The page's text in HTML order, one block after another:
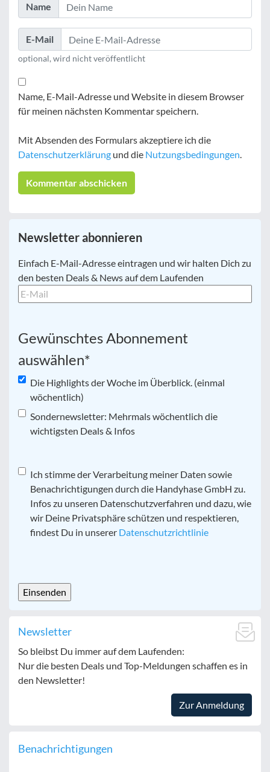
Name
E-Mail
optional, wird nicht veröffentlicht
Name, E-Mail-Adresse und Website in diesem Browser
für meinen nächsten Kommentar speichern.
Mit Absenden des Formulars akzeptiere ich die
Datenschutzerklärung und die Nutzungsbedingungen.
Newsletter abonnieren
E-
Mail *
Einfach E-Mail-Adresse eintragen und wir halten Dich zu
den besten Deals & News auf dem Laufenden
Gewünschtes Abonnement
auswählen*
Die Highlights der Woche im Überblick. (einmal
wöchentlich)
Sondernewsletter: Mehrmals wöchentlich die
wichtigsten Deals & Infos
Datenschutz*
Ich stimme der Verarbeitung meiner Daten sowie
Benachrichtigungen durch die Handyhase GmbH zu.
Infos zu unseren Datenschutzverfahren und dazu, wie
wir Deine Privatsphäre schützen und respektieren,
findest Du in unserer Datenschutzrichtlinie
Newsletter
So bleibst Du immer auf dem Laufenden:
Nur die besten Deals und Top-Meldungen schaffen es in
den Newsletter!
Zur Anmeldung
Benachrichtigungen